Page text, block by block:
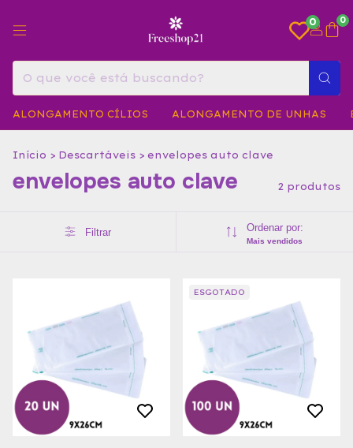
0 0
ALONGAMENTO CÍLIOS ALONGAMENTO DE UNHAS
Início > Descartáveis > envelopes auto clave
envelopes auto clave 2 produtos
Filtrar Ordenar por:
Mais vendidos
ESGOTADO